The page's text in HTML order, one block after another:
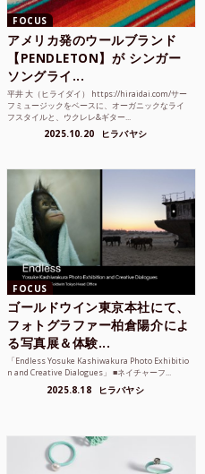
FOCUS
アメリカ発のウールブランド
【PENDLETON】が シンガー
ソングライ...
平井 大（ヒライダイ） https://hiraidai.com/サー
フミュージックをベースに、オーガニックなライ
フスタイルと、ウクレレ&ギター...
2025.10.20 ヒラバヤシ
FOCUS
ゴールドウイン東京本社にて、
フォトグラファー柏倉陽介によ
る写真展＆体験...
「Endless Yosuke Kashiwakura Photo Exhibitio
n and Creative Dialogues」 ■ネイチャーフ...
2025.8.18 ヒラバヤシ